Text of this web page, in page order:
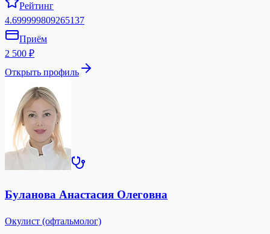
Рейтинг
4.699999809265137
Приём
2 500 ₽
Открыть профиль
Буланова Анастасия Олеговна
Окулист (офтальмолог)